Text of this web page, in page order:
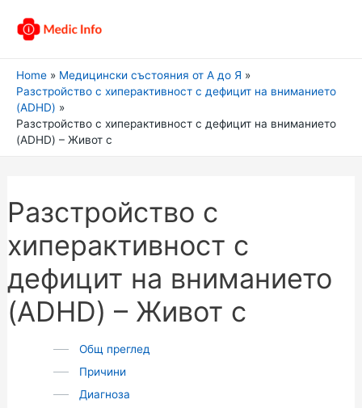
Home
Медицински състояния от А до Я
Разстройство с хиперактивност с дефицит на вниманието
(ADHD)
Разстройство с хиперактивност с дефицит на вниманието
(ADHD) – Живот с
Разстройство с
хиперактивност с
дефицит на вниманието
(ADHD) – Живот с
Общ преглед
Причини
Диагноза